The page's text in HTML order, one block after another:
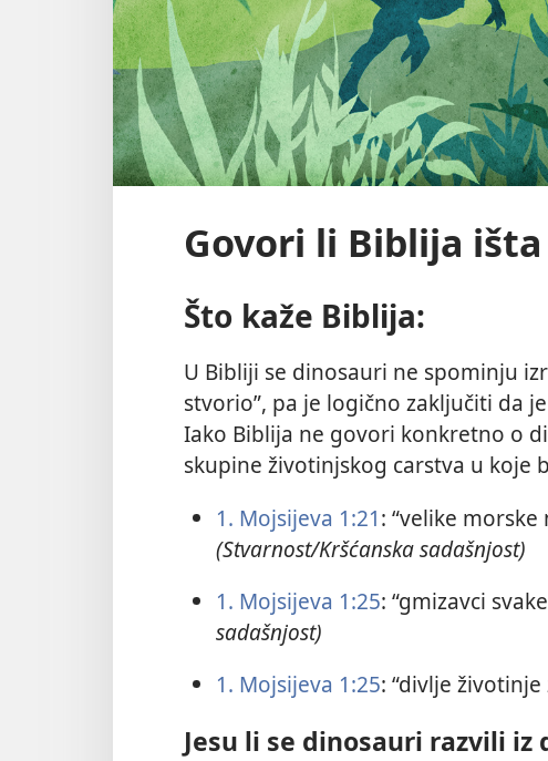
Govori li Biblija
Što kaže Biblija:
U Bibliji se dinosauri ne spominju
stvorio”, pa je logično zaključiti da
Iako Biblija ne govori konkretno o
skupine životinjskog carstva u koje
1. Mojsijeva 1:21: “velike morske
(Stvarnost/Kršćanska sadašnjost)
1. Mojsijeva 1:25: “gmizavci
sadašnjost)
1. Mojsijeva 1:25: “divlje životinje
Jesu li se dinosauri razvili iz